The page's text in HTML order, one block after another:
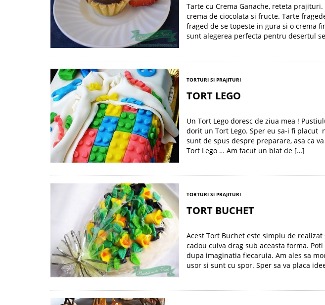
Tarte cu Crema Ganache, reteta
crema de ciocolata si fructe. Tarte
fraged de se topeste in gura si o crema
sunt alegerea perfecta pentru desertul
TORTURI SI PRAJITURI
TORT LEGO
Un Tort Lego doresc de ziua mea !
dorit un Tort Lego. Sper eu sa-i fi
sunt de spus despre preparare, asa ca
Tort Lego … Am facut un blat de […]
TORTURI SI PRAJITURI
TORT BUCHET
Acest Tort Buchet este simplu de
cadou cuiva drag sub aceasta forma.
dupa imaginatia fiecaruia. Am ales sa
usor si sunt cu spor. Sper sa va placa